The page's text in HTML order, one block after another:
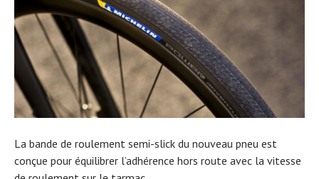
La bande de roulement semi-slick du nouveau pneu est
conçue pour équilibrer l’adhérence hors route avec la vitesse